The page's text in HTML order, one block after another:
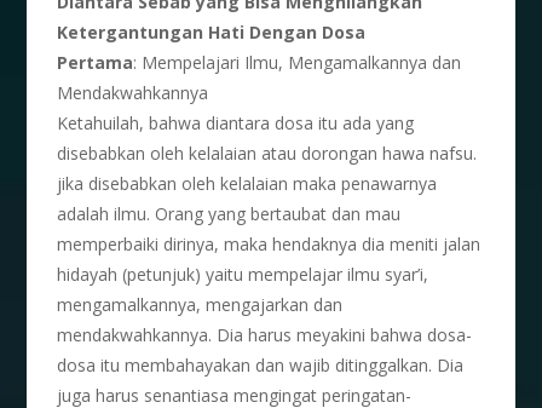
Ketergantungan Hati Dengan Dosa
Pertama: Mempelajari Ilmu, Mengamalkannya dan
Mendakwahkannya
Ketahuilah, bahwa diantara dosa itu ada yang
disebabkan oleh kelalaian atau dorongan hawa nafsu.
jika disebabkan oleh kelalaian maka penawarnya
adalah ilmu. Orang yang bertaubat dan mau
memperbaiki dirinya, maka hendaknya dia meniti jalan
hidayah (petunjuk) yaitu mempelajar ilmu syar’i,
mengamalkannya, mengajarkan dan
mendakwahkannya. Dia harus meyakini bahwa dosa-
dosa itu membahayakan dan wajib ditinggalkan. Dia
juga harus senantiasa mengingat peringatan-